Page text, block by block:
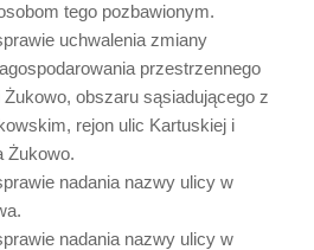
tego pozbawionym.
uchwalenia zmiany
przestrzennego
obszaru sąsiadującego z
rejon ulic Kartuskiej i
Żukowo.
nadania nazwy ulicy w
nadania nazwy ulicy w